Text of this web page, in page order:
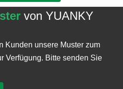
von YUANKY
Kunden unsere Muster zum
Verfügung. Bitte senden Sie